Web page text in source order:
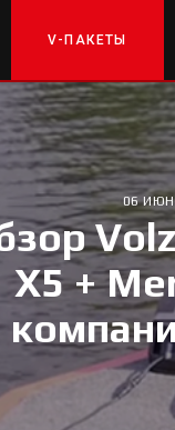
V-ПАКЕТЫ
06
X5 +